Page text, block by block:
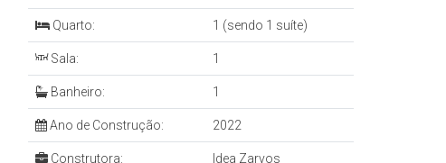
Quarto: 1 (sendo 1 suíte)
Sala: 1
Banheiro: 1
Ano de Construção: 2022
Construtora: Idea Zarvos